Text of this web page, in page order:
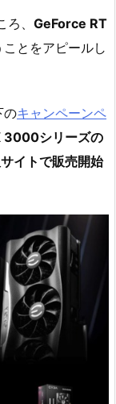
、 GeForce RT
ことをアピールし
のキャンペーンペ
3000シリーズの
イトで販売開始